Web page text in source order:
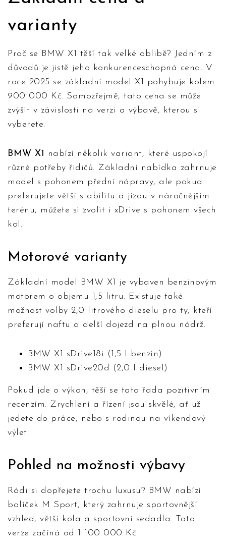
varianty
Proč se BMW X1 těší tak velké oblibě? Jedním z
důvodů je jistě jeho konkurenceschopná cena. V
roce 2025 se základní model X1 pohybuje kolem
900 000 Kč. Samozřejmě, tato cena se může
zvýšit v závislosti na verzi a výbavě, kterou si
vyberete.
BMW X1 nabízí několik variant, které uspokojí
různé potřeby řidičů. Základní nabídka zahrnuje
model s pohonem přední nápravy, ale pokud
preferujete větší stabilitu a jízdu v náročnějším
terénu, můžete si zvolit i xDrive s pohonem všech
kol.
Motorové varianty
Základní model BMW X1 je vybaven benzinovým
motorem o objemu 1,5 litru. Existuje také
možnost volby 2,0 litrového dieselu pro ty, kteří
preferují naftu a delší dojezd na plnou nádrž.
BMW X1 sDrive18i (1,5 l benzín)
BMW X1 sDrive20d (2,0 l diesel)
Pokud jde o výkon, těší se tato řada pozitivním
recenzím. Zrychlení a řízení jsou skvělé, ať už
jedete do práce, nebo s rodinou na víkendový
výlet.
Pohled na možnosti výbavy
Rádi si dopřejete trochu luxusu? BMW nabízí
balíček M Sport, který zahrnuje sportovnější
vzhled, větší kola a sportovní sedadla. Tato
verze začíná od 1 100 000 Kč.